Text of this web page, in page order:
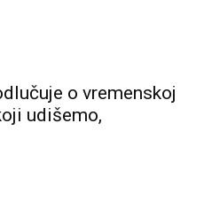
o vremenskoj
udišemo,